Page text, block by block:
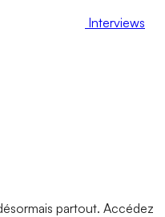
Interviews
partout. Accédez